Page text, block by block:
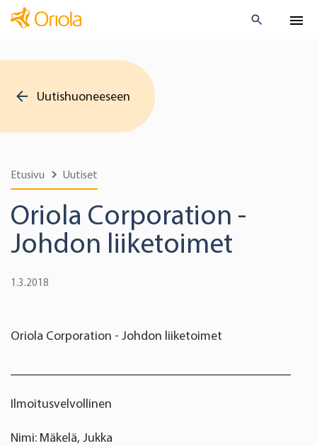
Uutishuoneeseen
Etusivu Uutiset
Oriola Corporation -
Johdon liiketoimet
1.3.2018
Oriola Corporation - Johdon liiketoimet
Ilmoitusvelvollinen
Nimi: Mäkelä, Jukka